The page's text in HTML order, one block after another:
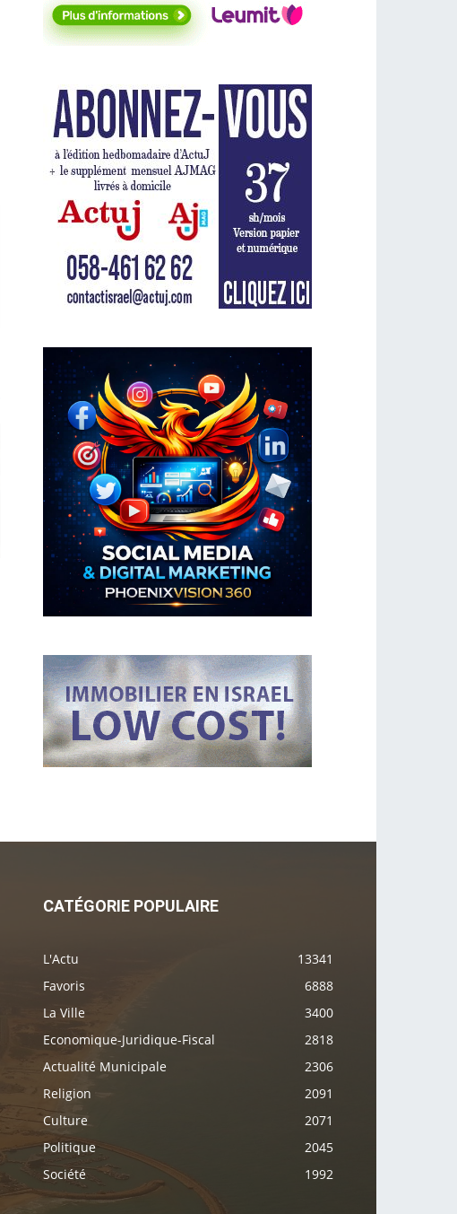
CATÉGORIE POPULAIRE
L'Actu
13341
Favoris
6888
La Ville
3400
Economique-Juridique-Fiscal
2818
Actualité Municipale
2306
Religion
2091
Culture
2071
Politique
2045
Société
1992